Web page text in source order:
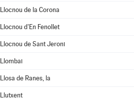
Llocnou de la Corona
Llocnou d'En Fenollet
Llocnou de Sant Jeroni
Llombai
Llosa de Ranes, la
Llutxent